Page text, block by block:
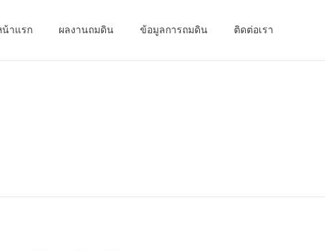
น้าแรก ผลงานถมดิน ข้อมูลการถมดิน ติดต่อเรา